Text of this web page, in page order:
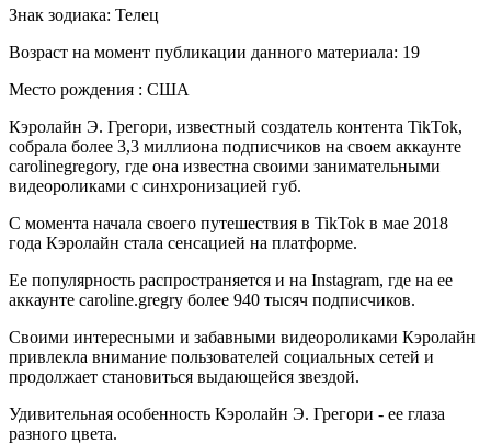
Знак зодиака: Телец
Возраст на момент публикации данного материала: 19
Место рождения : США
Кэролайн Э. Грегори, известный создатель контента TikTok,
собрала более 3,3 миллиона подписчиков на своем аккаунте
carolinegregory, где она известна своими занимательными
видеороликами с синхронизацией губ.
С момента начала своего путешествия в TikTok в мае 2018
года Кэролайн стала сенсацией на платформе.
Ее популярность распространяется и на Instagram, где на ее
аккаунте caroline.gregry более 940 тысяч подписчиков.
Своими интересными и забавными видеороликами Кэролайн
привлекла внимание пользователей социальных сетей и
продолжает становиться выдающейся звездой.
Удивительная особенность Кэролайн Э. Грегори - ее глаза
разного цвета.